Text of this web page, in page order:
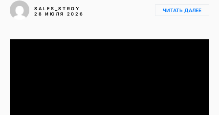
SALES_STROY
28 ИЮЛЯ 2026
ЧИТАТЬ ДАЛЕЕ